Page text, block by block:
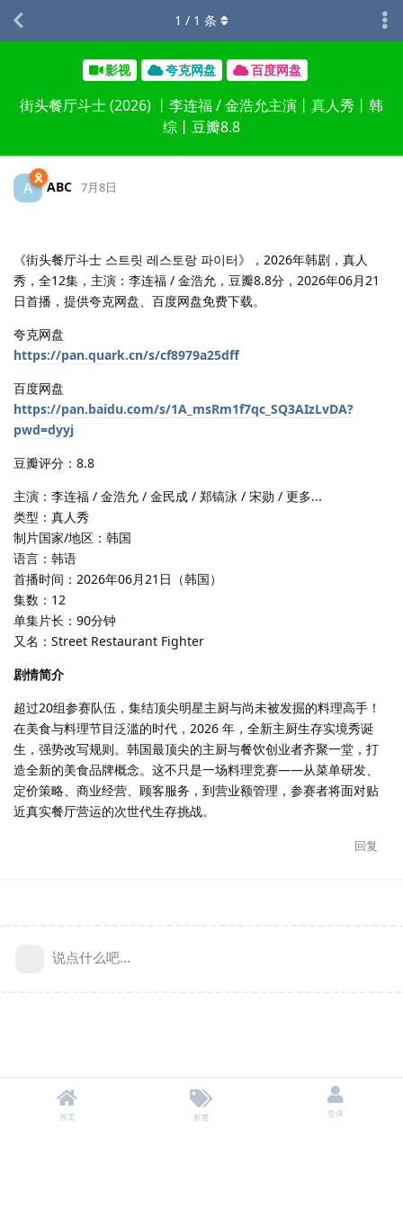
影视 夸克网盘 百度网盘
街头餐厅斗士 (2026) 丨李连福 / 金浩允主演丨真人秀丨韩
综丨豆瓣8.8
1 / 1 条
A ABC 7月8日
《街头餐厅斗士 스트릿 레스토랑 파이터》，2026年韩剧，真人
秀，全12集，主演：李连福 / 金浩允，豆瓣8.8分，2026年06月21
日首播，提供夸克网盘、百度网盘免费下载。
夸克网盘
https://pan.quark.cn/s/cf8979a25dff
百度网盘
https://pan.baidu.com/s/1A_msRm1f7qc_SQ3AIzLvDA?
pwd=dyyj
豆瓣评分：8.8
主演：李连福 / 金浩允 / 金民成 / 郑镐泳 / 宋勋 / 更多...
类型：真人秀
制片国家/地区：韩国
语言：韩语
首播时间：2026年06月21日（韩国）
集数：12
单集片长：90分钟
又名：Street Restaurant Fighter
剧情简介
超过20组参赛队伍，集结顶尖明星主厨与尚未被发掘的料理高手！
在美食与料理节目泛滥的时代，2026 年，全新主厨生存实境秀诞
生，强势改写规则。韩国最顶尖的主厨与餐饮创业者齐聚一堂，打
造全新的美食品牌概念。这不只是一场料理竞赛——从菜单研发、
定价策略、商业经营、顾客服务，到营业额管理，参赛者将面对贴
近真实餐厅营运的次世代生存挑战。
回复
说点什么吧...
首页 标签 登录